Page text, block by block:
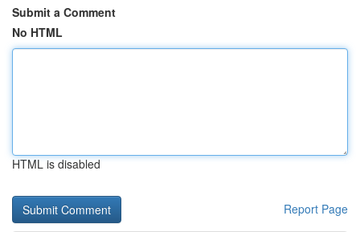
Submit a Comment
No HTML
HTML is disabled
Report Page